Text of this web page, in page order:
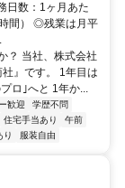
日数：1ヶ月あた
間） ◎残業は月平
？ 当社、株式会社
』です。 1年目は
ロ｣へと 1年か...
歓迎
学歴不問
住宅手当あり
午前
り 服装自由